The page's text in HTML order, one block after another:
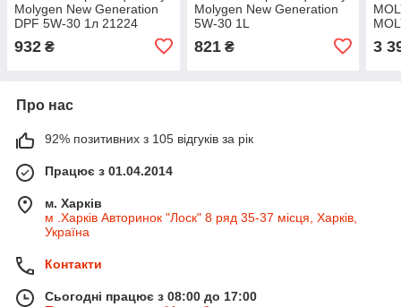
Molygen New Generation
DPF 5W-30 1л 21224
932 ₴
Molygen New Generation
5W-30 1L
821₴ 3
Про нас
92% позитивних з 105 відгуків за рік
Працює з 01.04.2014
м. Харків
м .Харків Авторинок "Лоск" 8 ряд 35-37 місця, Харків,
Україна
Контакти
Сьогодні працює з 08:00 до 17:00